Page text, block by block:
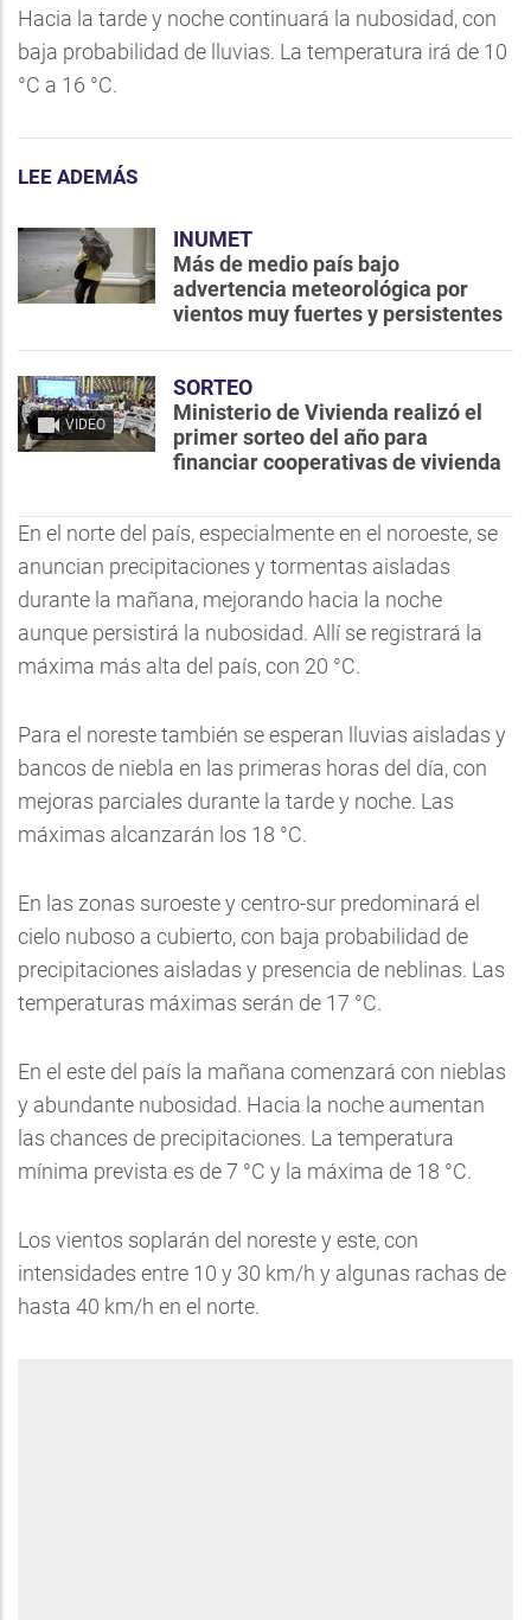
Hacia la tarde y noche continuará la nubosidad, con
baja probabilidad de lluvias. La temperatura irá de 10
°C a 16 °C.
LEE ADEMÁS
INUMET
Más de medio país bajo
advertencia meteorológica por
vientos muy fuertes y persistentes
VIDEO
SORTEO
Ministerio de Vivienda realizó el
primer sorteo del año para
financiar cooperativas de vivienda
En el norte del país, especialmente en el noroeste, se
anuncian precipitaciones y tormentas aisladas
durante la mañana, mejorando hacia la noche
aunque persistirá la nubosidad. Allí se registrará la
máxima más alta del país, con 20 °C.
Para el noreste también se esperan lluvias aisladas y
bancos de niebla en las primeras horas del día, con
mejoras parciales durante la tarde y noche. Las
máximas alcanzarán los 18 °C.
En las zonas suroeste y centro-sur predominará el
cielo nuboso a cubierto, con baja probabilidad de
precipitaciones aisladas y presencia de neblinas. Las
temperaturas máximas serán de 17 °C.
En el este del país la mañana comenzará con nieblas
y abundante nubosidad. Hacia la noche aumentan
las chances de precipitaciones. La temperatura
mínima prevista es de 7 °C y la máxima de 18 °C.
Los vientos soplarán del noreste y este, con
intensidades entre 10 y 30 km/h y algunas rachas de
hasta 40 km/h en el norte.